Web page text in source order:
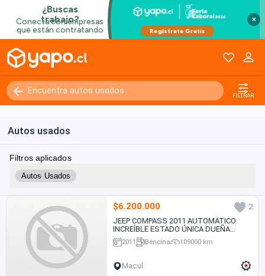
×
FILTRAR
Autos usados
Filtros aplicados
Autos Usados
$6.200.000
2
JEEP COMPASS 2011 AUTOMÁTICO
INCREÍBLE ESTADO ÚNICA DUEÑA
109.000. KMS.
2011 Bencina 109000 km
Macul